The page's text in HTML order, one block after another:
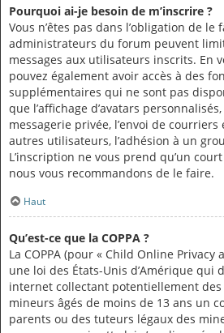
Pourquoi ai-je besoin de m’inscrire ?
Vous n’êtes pas dans l’obligation de le
administrateurs du forum peuvent
messages aux utilisateurs inscrits. En
pouvez également avoir accès à des
supplémentaires qui ne sont pas
que l’affichage d’avatars
messagerie privée, l’envoi de
autres utilisateurs, l’adhésion à un
L’inscription ne vous prend qu’un
nous vous recommandons de le faire.
Haut
Qu’est-ce que la COPPA ?
La COPPA (pour « Child Online Privacy
une loi des États-Unis d’Amérique qui
internet collectant potentiellement
mineurs âgés de moins de 13 ans un
parents ou des tuteurs légaux des